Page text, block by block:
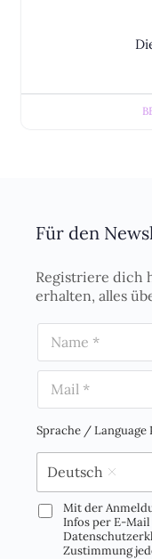
Für den
Registriere dich
erhalten, alles
m
a
iSprache / Language
Deutsch
D
Mit der
Infos per E-
Zustimmung